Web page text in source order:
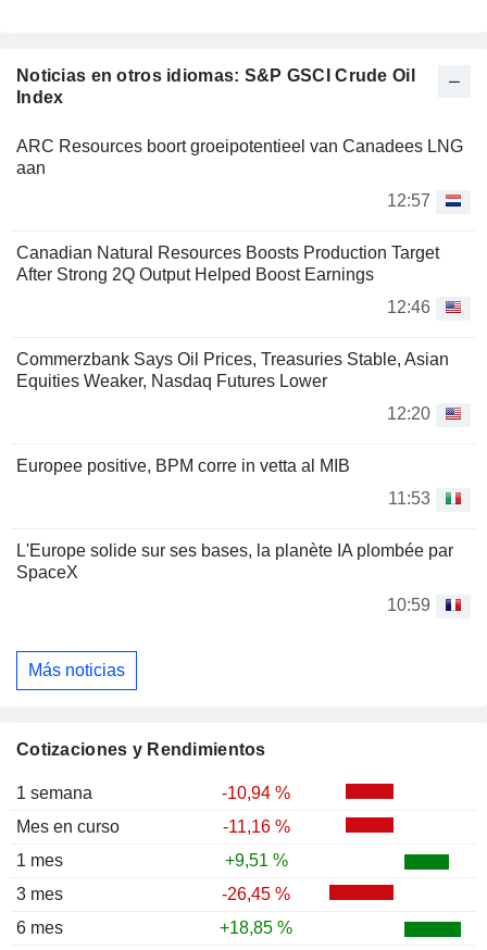
Noticias en otros idiomas: S&P GSCI Crude Oil
Index
ARC Resources boort groeipotentieel van Canadees LNG
aan
12:57
Canadian Natural Resources Boosts Production Target
After Strong 2Q Output Helped Boost Earnings
12:46
Commerzbank Says Oil Prices, Treasuries Stable, Asian
Equities Weaker, Nasdaq Futures Lower
12:20
Europee positive, BPM corre in vetta al MIB
11:53
L'Europe solide sur ses bases, la planète IA plombée par
SpaceX
10:59
Más noticias
Cotizaciones y Rendimientos
1 semana
-10,94 %
Mes en curso
-11,16 %
1 mes
+9,51 %
3 mes
-26,45 %
6 mes
+18,85 %